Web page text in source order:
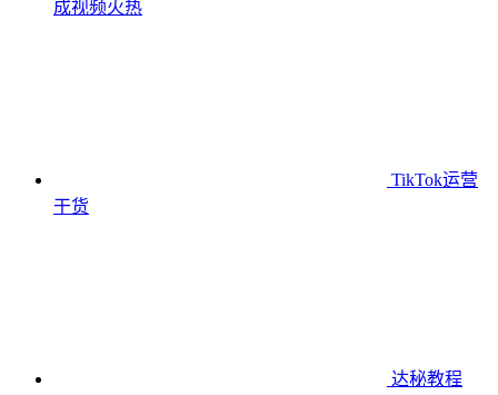
成视频火热
TikTok运营
干货
达秘教程